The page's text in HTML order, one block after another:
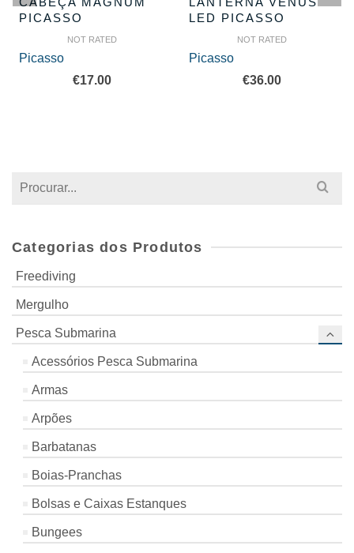
PICASSO
NOT RATED
Picasso
€17.00
LED PICASSO
NOT RATED
Picasso
€36.00
Search
Categorias dos Produtos
Freediving
Mergulho
Pesca Submarina
Acessórios Pesca Submarina
Armas
Arpões
Barbatanas
Boias-Pranchas
Bolsas e Caixas Estanques
Bungees